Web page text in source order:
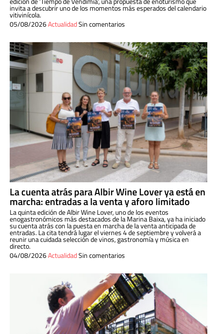
invita a descubrir uno de los momentos más esperados del calendario
vitivinícola.
05/08/2026ActualidadSin comentarios
La cuenta atrás para Albir Wine Lover ya está en
marcha: entradas a la venta y aforo limitado
La quinta edición de Albir Wine Lover, uno de los eventos
enogastronómicos más destacados de la Marina Baixa, ya ha iniciado
su cuenta atrás con la puesta en marcha de la venta anticipada de
entradas. La cita tendrá lugar el viernes 4 de septiembre y volverá a
reunir una cuidada selección de vinos, gastronomía y música en
directo.
04/08/2026ActualidadSin comentarios